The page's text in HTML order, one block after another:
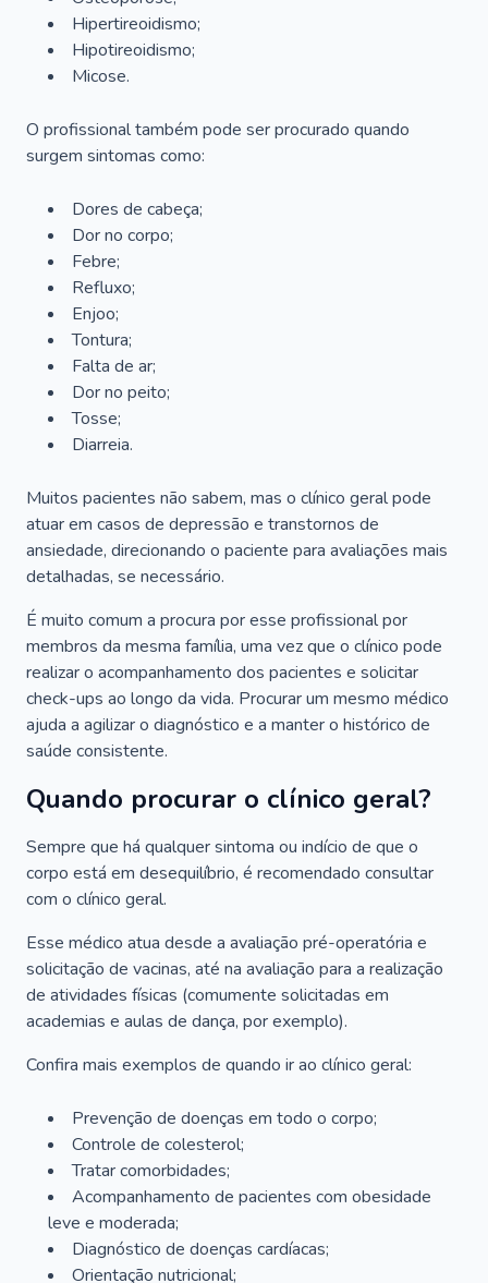
Hipertireoidismo;
Hipotireoidismo;
Micose.
O profissional também pode ser procurado quando
surgem sintomas como:
Dores de cabeça;
Dor no corpo;
Febre;
Refluxo;
Enjoo;
Tontura;
Falta de ar;
Dor no peito;
Tosse;
Diarreia.
Muitos pacientes não sabem, mas o clínico geral pode
atuar em casos de depressão e transtornos de
ansiedade, direcionando o paciente para avaliações mais
detalhadas, se necessário.
É muito comum a procura por esse profissional por
membros da mesma família, uma vez que o clínico pode
realizar o acompanhamento dos pacientes e solicitar
check-ups ao longo da vida. Procurar um mesmo médico
ajuda a agilizar o diagnóstico e a manter o histórico de
saúde consistente.
Quando procurar o clínico geral?
Sempre que há qualquer sintoma ou indício de que o
corpo está em desequilíbrio, é recomendado consultar
com o clínico geral.
Esse médico atua desde a avaliação pré-operatória e
solicitação de vacinas, até na avaliação para a realização
de atividades físicas (comumente solicitadas em
academias e aulas de dança, por exemplo).
Confira mais exemplos de quando ir ao clínico geral:
Prevenção de doenças em todo o corpo;
Controle de colesterol;
Tratar comorbidades;
Acompanhamento de pacientes com obesidade
leve e moderada;
Diagnóstico de doenças cardíacas;
Orientação nutricional;